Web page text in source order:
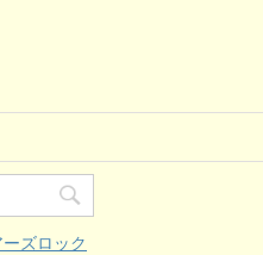
ズロック